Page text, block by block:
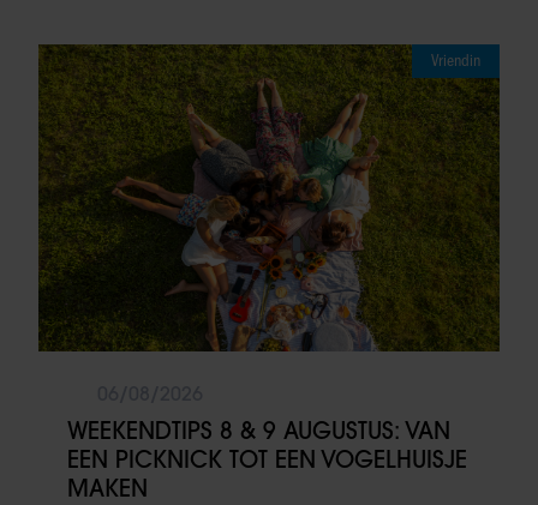
Vriendin
WEEKENDTIPS 8 & 9 AUGUSTUS: VAN
EEN PICKNICK TOT EEN VOGELHUISJE
MAKEN